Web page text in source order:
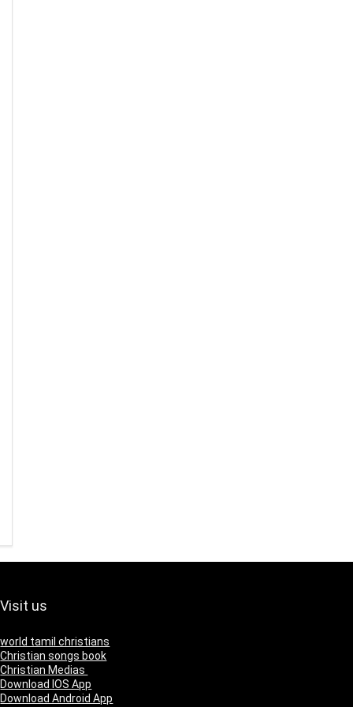
Visit us
world tamil christians
Christian songs book
Christian Medias
Download IOS App
Download Android App